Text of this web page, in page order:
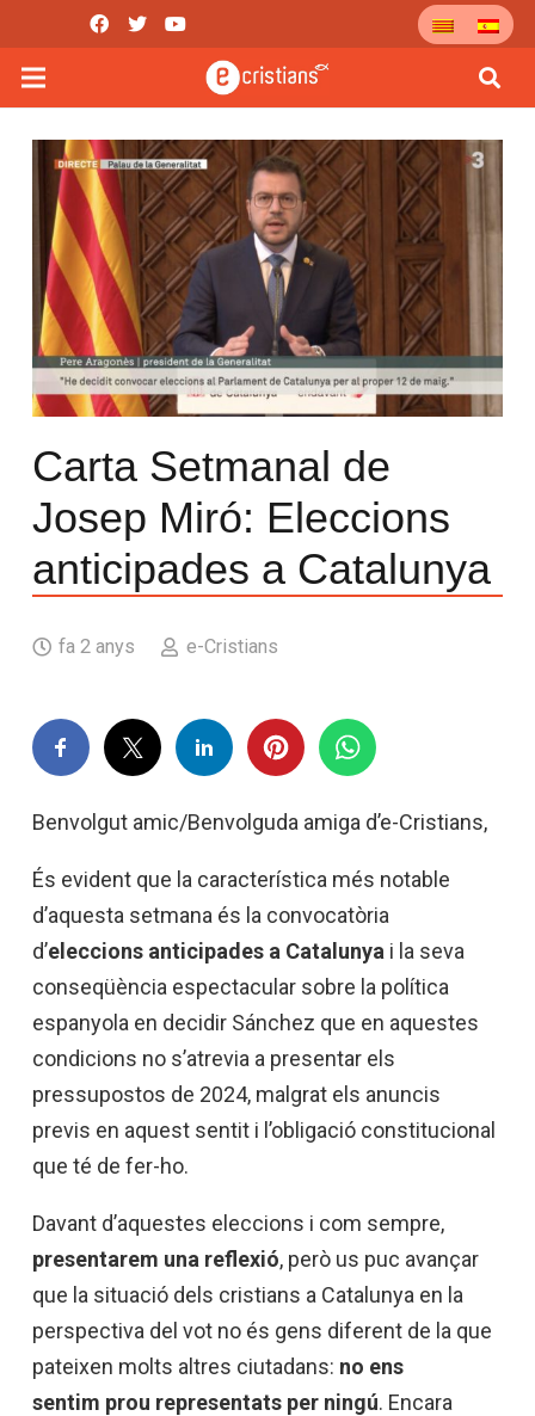
Carta Setmanal de
Josep Miró: Eleccions
anticipades a Catalunya
fa 2 anys e-Cristians
Benvolgut amic/Benvolguda amiga d’e-Cristians,
És evident que la característica més notable
d’aquesta setmana és la convocatòria
d’eleccions anticipades a Catalunya i la seva
conseqüència espectacular sobre la política
espanyola en decidir Sánchez que en aquestes
condicions no s’atrevia a presentar els
pressupostos de 2024, malgrat els anuncis
previs en aquest sentit i l’obligació constitucional
que té de fer-ho.
Davant d’aquestes eleccions i com sempre,
presentarem una reflexió, però us puc avançar
que la situació dels cristians a Catalunya en la
perspectiva del vot no és gens diferent de la que
pateixen molts altres ciutadans: no ens
sentim prou representats per ningú. Encara